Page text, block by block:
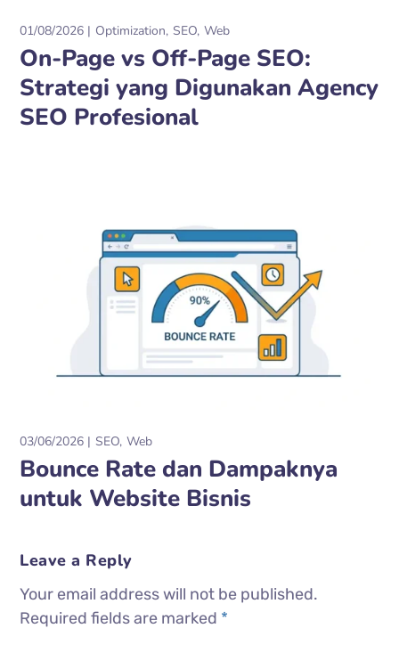
01/08/2026 Optimization SEO Web
On-Page vs Off-Page SEO:
Strategi yang Digunakan Agency
SEO Profesional
03/06/2026 SEO Web
Bounce Rate dan Dampaknya
untuk Website Bisnis
Leave a Reply
Your email address will not be published.
Required fields are marked *